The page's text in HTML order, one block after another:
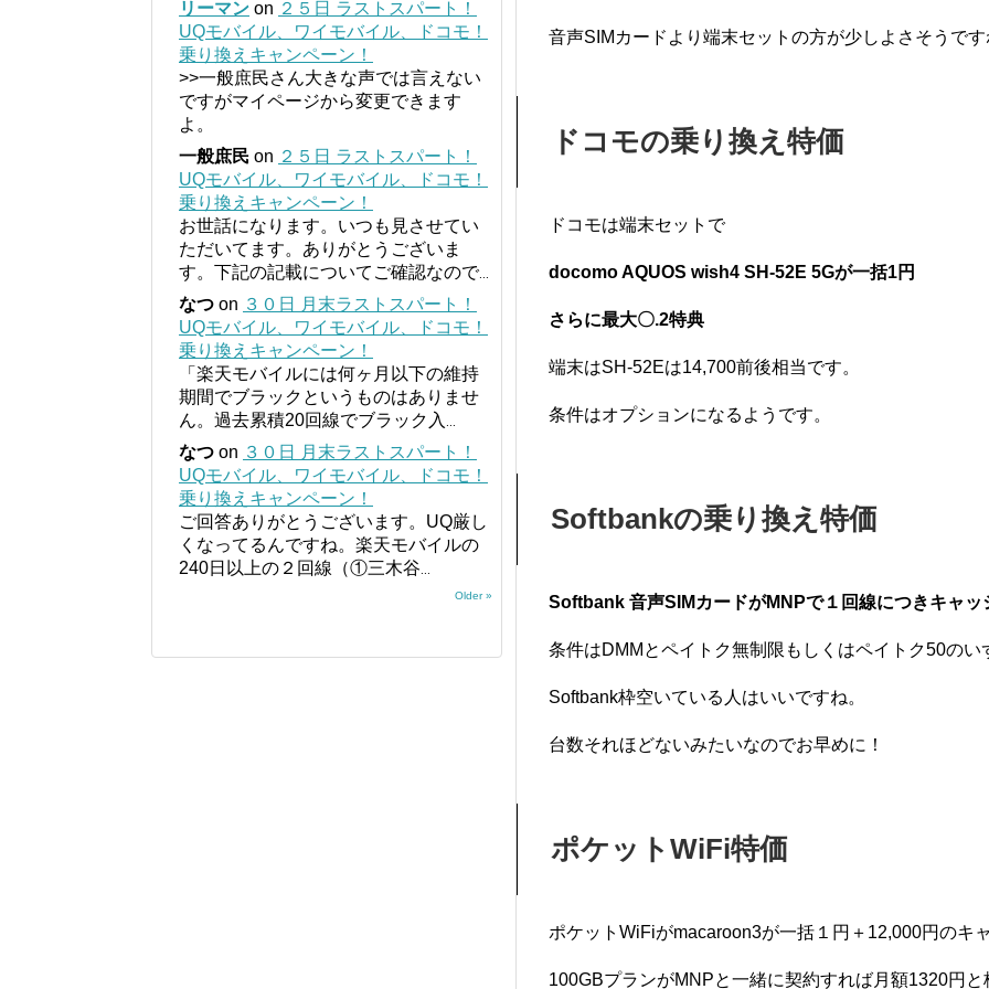
音声SIMカードより端末セットの方が少しよさそうで
ドコモの乗り換え特価
ドコモは端末セットで
docomo AQUOS wish4 SH-52E 5Gが一括1円
さらに最大〇.2特典
端末はSH-52Eは14,700前後相当です。
条件はオプションになるようです。
Softbankの乗り換え特価
Softbank 音声SIMカードがMNPで１回線につきキャッ
条件はDMMとペイトク無制限もしくはペイトク50の
Softbank枠空いている人はいいですね。
台数それほどないみたいなのでお早めに！
ポケットWiFi特価
ポケットWiFiがmacaroon3が一括１円＋12,000円のキ
100GBプランがMNPと一緒に契約すれば月額1320円と
リーマン on ２５日 ラストスパート！
UQモバイル、ワイモバイル、ドコモ！
乗り換えキャンペーン！
>>一般庶民さん大きな声では言えない
ですがマイページから変更できます
よ。
一般庶民 on ２５日 ラストスパート！
UQモバイル、ワイモバイル、ドコモ！
乗り換えキャンペーン！
お世話になります。いつも見させてい
ただいてます。ありがとうございま
す。下記の記載についてご確認なので...
なつ on ３０日 月末ラストスパート！
UQモバイル、ワイモバイル、ドコモ！
乗り換えキャンペーン！
「楽天モバイルには何ヶ月以下の維持
期間でブラックというものはありませ
ん。過去累積20回線でブラック入
なつ on ３０日 月末ラストスパート！
UQモバイル、ワイモバイル、ドコモ！
乗り換えキャンペーン！
ご回答ありがとうございます。UQ厳し
くなってるんですね。楽天モバイルの
240日以上の２回線（①三木谷
Older »